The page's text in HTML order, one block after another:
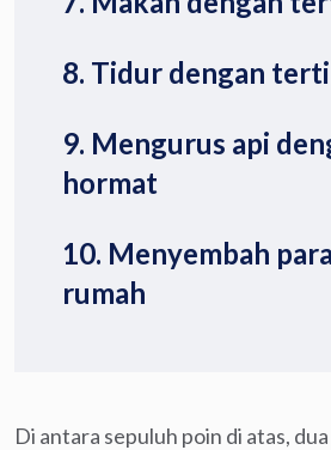
8. Tidur dengan
9. Mengurus api
hormat
10. Menyembah
rumah
Di antara sepuluh poin di atas,